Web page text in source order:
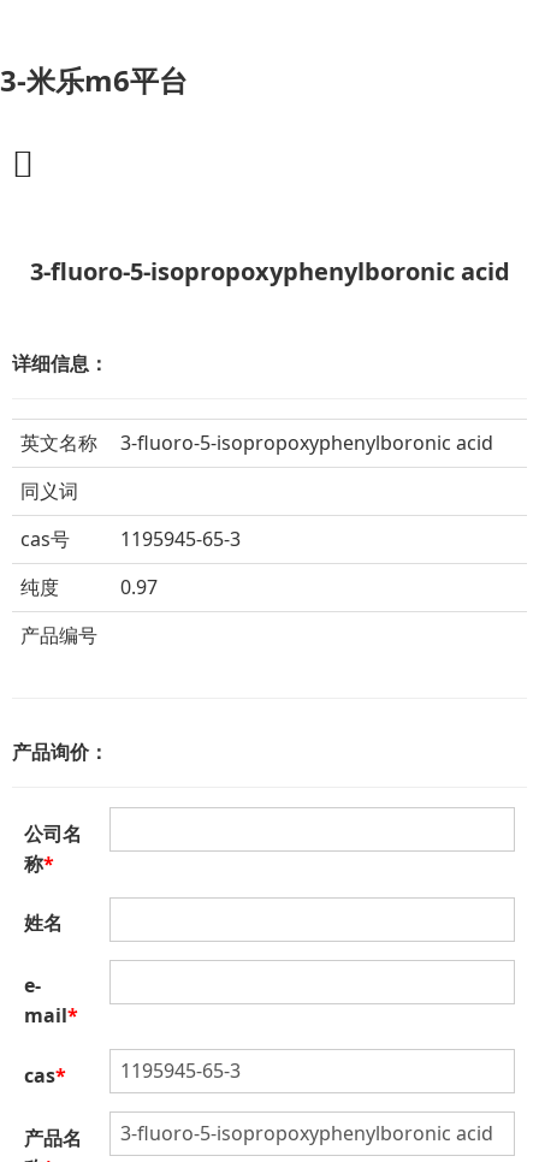
3-米乐m6平台
3-fluoro-5-isopropoxyphenylboronic acid
详细信息：
英文名称
3-fluoro-5-isopropoxyphenylboronic acid
同义词
cas号
1195945-65-3
纯度
0.97
产品编号
产品询价：
公司名
称*
姓名
e-
mail*
cas*
产品名